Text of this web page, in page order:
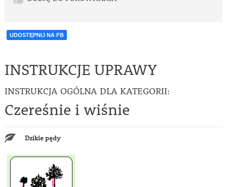
UDOSTĘPNIJ NA FB
INSTRUKCJE UPRAWY
INSTRUKCJA OGÓLNA DLA KATEGORII:
Czereśnie i wiśnie
Dzikie pędy